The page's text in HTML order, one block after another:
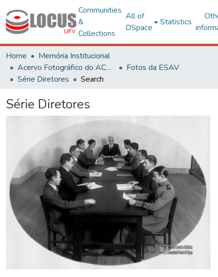
Communities
&
Collections
All of
DSpace
Statistics
Home
Memória Institucional
Acervo Fotográfico do ACH-UFV
Fotos da ESAV
Série Diretores
Search
Série Diretores